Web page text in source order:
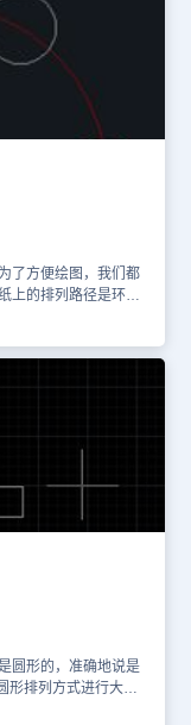
），行距和列距(上
列的方向不对，可
③预览，确定，结果
，空格，对话框又
选择阵列中心
时候，我们可以使
们完成图形的排列。
了方便绘图，我们都
上的排列路径是环形
操作提示，进行一系
环形阵列功能。
。更多CAD教程技
圆形的，准确地说是
形排列方式进行大规